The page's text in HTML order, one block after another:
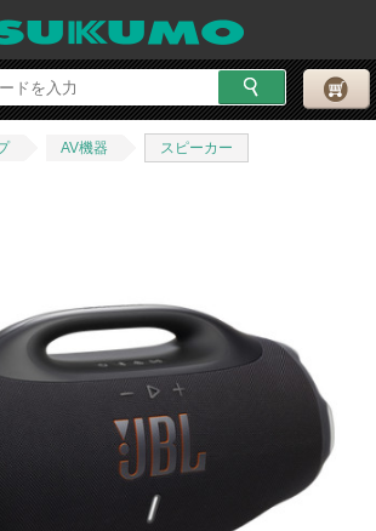
AV機器 スピーカー